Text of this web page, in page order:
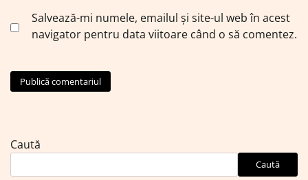
Salvează-mi numele, emailul și site-ul web în acest
navigator pentru data viitoare când o să comentez.
Caută
Caută